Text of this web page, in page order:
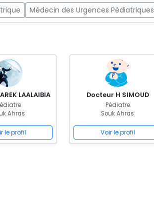
Médecin des Urgences Pédiatriques
LAALAIBIA
Ahras
le profil
Docteur H SIMOUD
Pédiatre
Souk Ahras
Voir le profil